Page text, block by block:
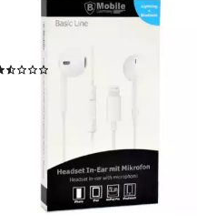
Headset mit iPhone-Anschluss +
Bluetooth - (BASIC LINE) In-Ear-
Kopfhörer